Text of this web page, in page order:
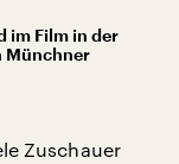
im Film in der
Münchner
Zuschauer